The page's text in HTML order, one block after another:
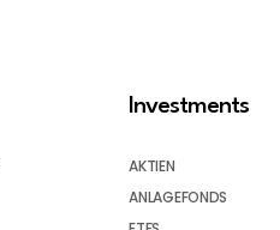
Investments
AKTIEN
ANLAGEFONDS